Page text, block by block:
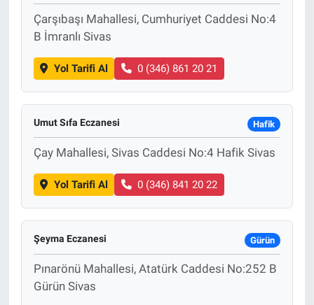
Çarşıbaşı Mahallesi, Cumhuriyet Caddesi No:4
B İmranlı Sivas
Yol Tarifi Al 0 (346) 861 20 21
Umut Sıfa Eczanesi Hafik
Çay Mahallesi, Sivas Caddesi No:4 Hafik Sivas
Yol Tarifi Al 0 (346) 841 20 22
Şeyma Eczanesi Gürün
Pınarönü Mahallesi, Atatürk Caddesi No:252 B
Gürün Sivas